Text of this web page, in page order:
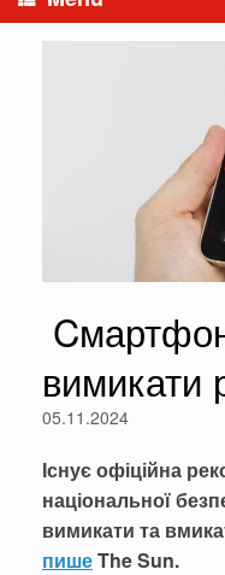
вимикати
05.11.2024
Існує офіційна
національної
вимикати та
пишеThe Sun.